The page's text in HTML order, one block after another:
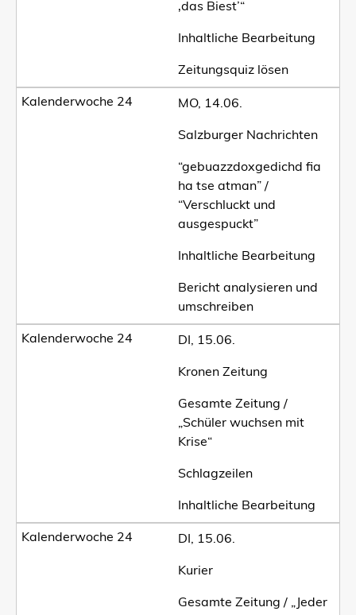
‚das Biest’“
Inhaltliche Bearbeitung
Zeitungsquiz lösen
MO, 14.06.
Salzburger Nachrichten
“gebuazzdoxgedichd fia
ha tse atman” /
“Verschluckt und
ausgespuckt”
Inhaltliche Bearbeitung
Bericht analysieren und
umschreiben
DI, 15.06.
Kronen Zeitung
Gesamte Zeitung /
„Schüler wuchsen mit
Krise“
Schlagzeilen
Inhaltliche Bearbeitung
DI, 15.06.
Kurier
Gesamte Zeitung / „Jeder